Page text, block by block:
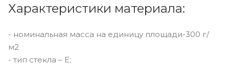
Характеристики материала:
- номинальная масса на единицу площади-300 г/
м2
- тип стекла – Е;